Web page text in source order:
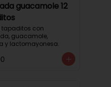
guacamole 12
tapaditos con
guacamole,
y lactomayonesa.